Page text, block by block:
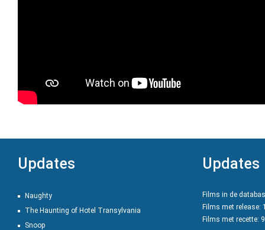
Updates
Naughty
The Haunting of Hotel Transylvania
Snoop
Updates
Films in de
Films met release:
Films met recette: